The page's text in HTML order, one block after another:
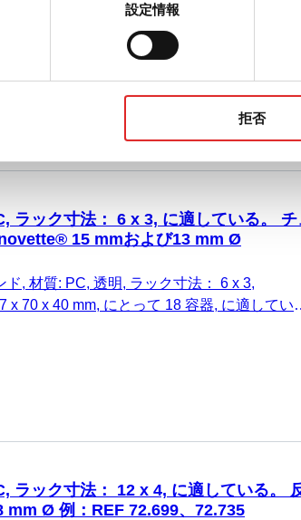
設定情報
拒否
ド, 材質: PC, 透明, ラック寸法： 12 x 4,
x 90 x 40 mm, にとって 48 容器, に適してい
S-Monovette® 11 mm Ø, 1 個/箱
ラック寸法： 6 x 3, に適している。 チ
15 mmおよび13 mm Ø
ド, 材質: PC, 透明, ラック寸法： 6 x 3,
x 70 x 40 mm, にとって 18 容器, に適してい
S-Monovette® 15 mmおよび13 mm Ø, 1 個/箱
ラック寸法： 12 x 4, に適している。
mm Ø 例：REF 72.699、72.735